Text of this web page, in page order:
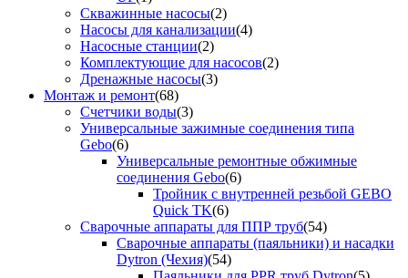
Скважинные насосы(2)
Насосы для канализации(4)
Насосные станции(2)
Комплектующие для насосов(2)
Дренажные насосы(3)
Монтаж и ремонт(68)
Счетчики воды(3)
Универсальные зажимные соединения типа
Gebo(6)
Универсальные ремонтные обжимные
соединения Gebo(6)
Тройник с внутренней резьбой GEBO
Quick TK(6)
Сварочные аппараты для ППР труб(54)
Сварочные аппараты (паяльники) и насадки
Dytron (Чехия)(54)